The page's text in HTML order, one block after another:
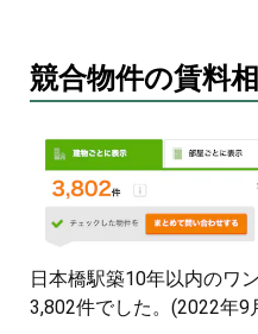
競合物件の賃料
日本橋駅築10年以内のワ
3,802件でした。(2022年9